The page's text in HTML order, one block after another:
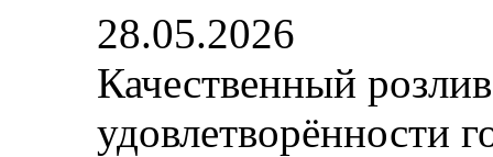
28.05.2026
Качественный
удовлетворённости